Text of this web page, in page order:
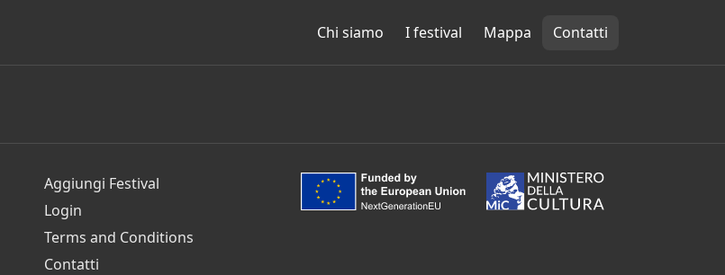
Chi siamo I festival Mappa Contatti
Aggiungi Festival
Login
Terms and Conditions
Contatti